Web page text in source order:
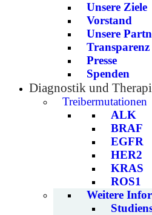
Unsere Ziele
Vorstand
Unsere
Transparenz
Presse
Spenden
Diagnostik und
Treibermutationen
ALK
BRAF
EGFR
HER2
KRAS
ROS1
Weitere